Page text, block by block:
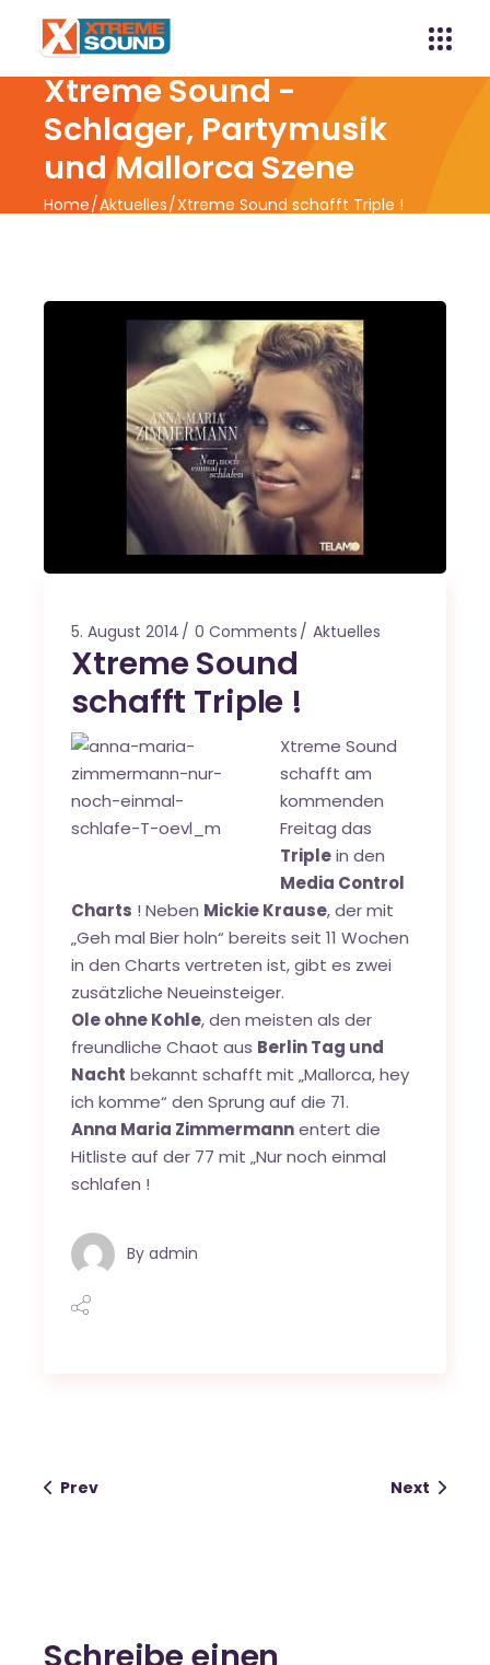
Xtreme Sound -
Schlager, Partymusik
und Mallorca Szene
Home Aktuelles Xtreme Sound schafft Triple !
5. August 2014 0 Comments Aktuelles
Xtreme Sound
schafft Triple !
Xtreme Sound
schafft am
kommenden
Freitag das
Triplein den
Media Control
Charts ! Neben Mickie Krause, der mit
„Geh mal Bier holn“ bereits seit 11 Wochen
in den Charts vertreten ist, gibt es zwei
zusätzliche Neueinsteiger.
Ole ohne Kohle, den meisten als der
freundliche Chaot aus Berlin Tag und
Nacht bekannt schafft mit „Mallorca, hey
ich komme“ den Sprung auf die 71.
Anna Maria Zimmermannentert die
Hitliste auf der 77 mit „Nur noch einmal
schlafen !
By admin
Prev Next
Schreibe einen